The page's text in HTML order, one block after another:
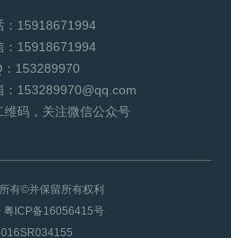
15918671994
15918671994
153289970
153289970@qq.com
维码，关注微信公众号
有©并保留所有权利
粤ICP备16056415号